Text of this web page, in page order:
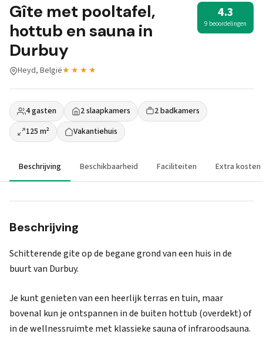
Gîte met pooltafel,
hottub en sauna in
Durbuy
4.3
9 beoordelingen
Heyd, België★★★★
4 gasten 2 slaapkamers
2 badkamers
125 m²
Vakantiehuis
Beschrijving Beschikbaarheid Faciliteiten Extra kosten
Beschrijving
Schitterende gite op de begane grond van een huis in de
buurt van Durbuy.
Je kunt genieten van een heerlijk terras en tuin, maar
bovenal kun je ontspannen in de buiten hottub (overdekt) of
in de wellnessruimte met klassieke sauna of infraroodsauna.